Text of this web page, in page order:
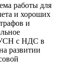
работы для
и хороших
и
УСН с НДС в
развитии